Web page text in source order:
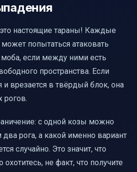
настоящие тараны! Каждые
попытаться атаковать
моба, если между ними есть
пространства. Если
и врезается в твёрдый блок, она
рогов.
с одной козы можно
рога, а какой именно вариант
случайно. Это значит, что
не факт, что получите